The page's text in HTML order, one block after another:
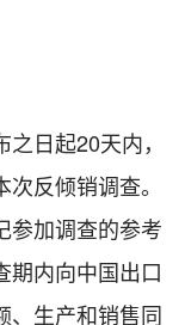
之日起20天内，
反倾销调查。
参加调查的参考
期内向中国出口
、生产和销售同